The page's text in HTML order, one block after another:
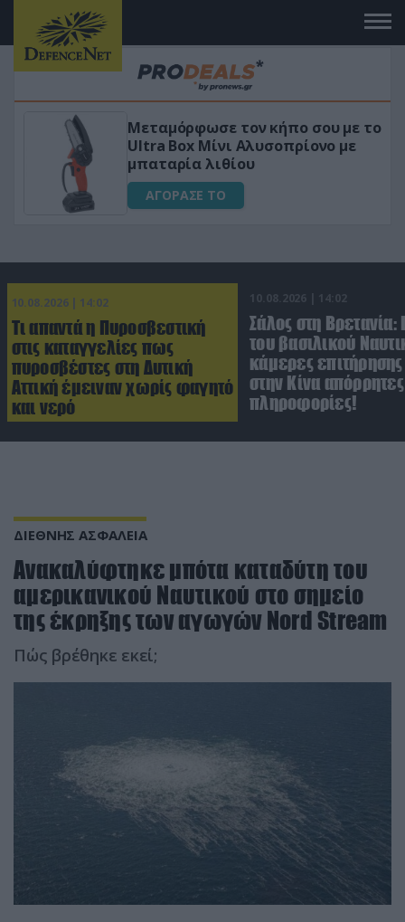
Μεταμόρφωσε τον κήπο σου με το
Ultra Box Μίνι Αλυσοπρίονο με
μπαταρία λιθίου
ΑΓΟΡΑΣΕ ΤΟ
10.08.2026 | 14:02
Τι απαντά η Πυροσβεστική
στις καταγγελίες πως
πυροσβέστες στη Δυτική
Αττική έμειναν χωρίς φαγητό
και νερό
10.08.2026 | 14:02
Σάλος στη Βρετανία:
του βασιλικού
κάμερες
στην Κίνα απόρρητες
πληροφορίες!
ΔΙΕΘΝΗΣ ΑΣΦΑΛΕΙΑ
Ανακαλύφτηκε μπότα καταδύτη του
αμερικανικού Ναυτικού στο σημείο
της έκρηξης των αγωγών Nord Stream
Πώς βρέθηκε εκεί;